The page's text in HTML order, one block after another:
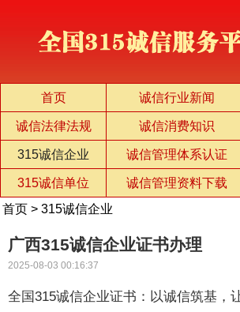
首页 诚信行业新闻
诚信法律法规 诚信消费知识
315诚信企业 诚信管理体系认证
315诚信单位 诚信管理资料下载
首页 > 315诚信企业
广西315诚信企业证书办理
2025-08-03 00:16:37
全国315诚信企业证书：以诚信筑基，